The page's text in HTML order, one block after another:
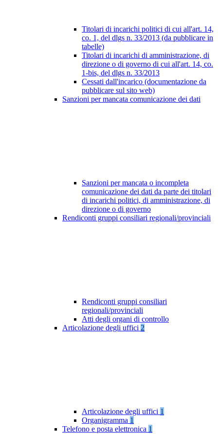
Titolari di incarichi politici di cui all'art. 14,
co. 1, del dlgs n. 33/2013 (da pubblicare in
tabelle)
Titolari di incarichi di amministrazione, di
direzione o di governo di cui all'art. 14, co.
1-bis, del dlgs n. 33/2013
Cessati dall'incarico (documentazione da
pubblicare sul sito web)
Sanzioni per mancata comunicazione dei dati
Sanzioni per mancata o incompleta
comunicazione dei dati da parte dei titolari
di incarichi politici, di amministrazione, di
direzione o di governo
Rendiconti gruppi consiliari regionali/provinciali
Rendiconti gruppi consiliari
regionali/provinciali
Atti degli organi di controllo
Articolazione degli uffici 2
Articolazione degli uffici 1
Organigramma 1
Telefono e posta elettronica 1